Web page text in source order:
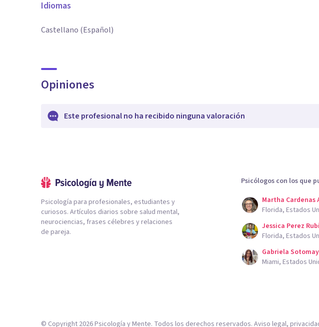
Idiomas
Castellano (Español)
Opiniones
Este profesional no ha recibido ninguna valoración
Psicología para profesionales, estudiantes y
curiosos. Artículos diarios sobre salud mental,
neurociencias, frases célebres y relaciones
de pareja.
Psicólogos con los que
Martha Cardenas
Florida, Estados
Jessica Perez
Florida, Estados
Gabriela
Miami, Estados
© Copyright 2026Psicología y Mente. Todos los derechos reservados. Aviso legal,